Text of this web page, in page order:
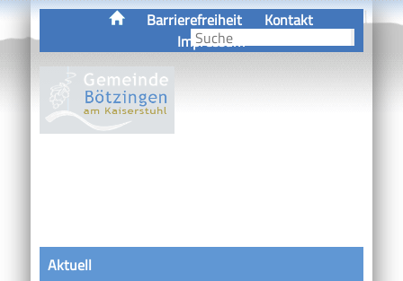
Barrierefreiheit
Kontakt
Impressum
Aktuell